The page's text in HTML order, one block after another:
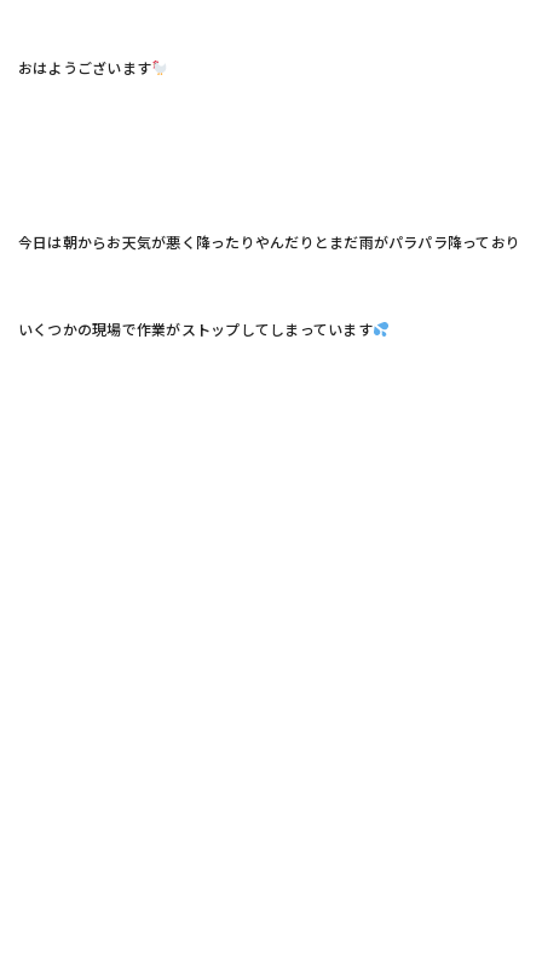
おはようございます
今日は朝からお天気が悪く降ったりやんだりとまだ雨がパラパラ降っており
いくつかの現場で作業がストップしてしまっています